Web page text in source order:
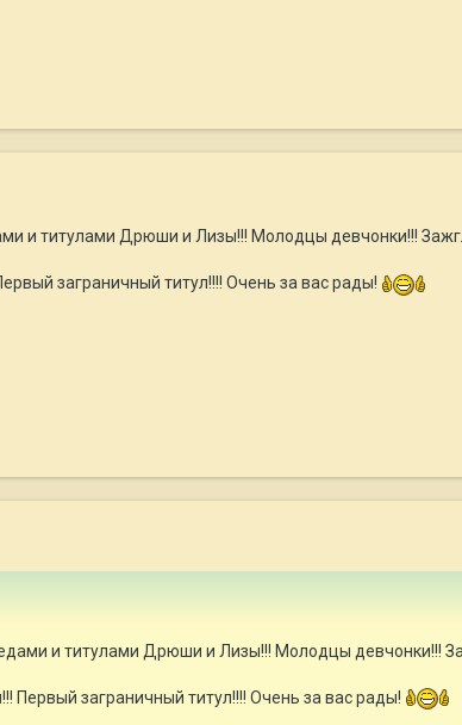
и титулами Дрюши и Лизы!!! Молодцы девчонки!!!
заграничный титул!!!! Очень за вас рады!
и титулами Дрюши и Лизы!!! Молодцы девчонки!!!
Первый заграничный титул!!!! Очень за вас рады!